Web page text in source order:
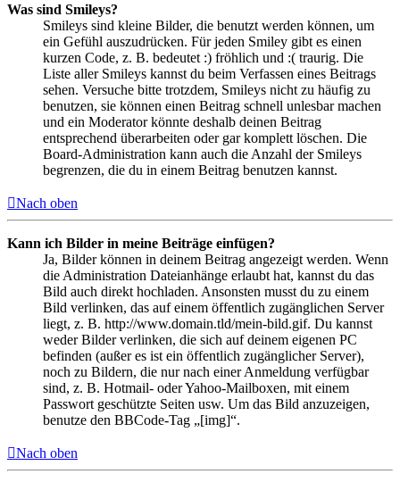
Was sind Smileys?
Smileys sind kleine Bilder, die benutzt werden können, um
ein Gefühl auszudrücken. Für jeden Smiley gibt es einen
kurzen Code, z. B. bedeutet :) fröhlich und :( traurig. Die
Liste aller Smileys kannst du beim Verfassen eines Beitrags
sehen. Versuche bitte trotzdem, Smileys nicht zu häufig zu
benutzen, sie können einen Beitrag schnell unlesbar machen
und ein Moderator könnte deshalb deinen Beitrag
entsprechend überarbeiten oder gar komplett löschen. Die
Board-Administration kann auch die Anzahl der Smileys
begrenzen, die du in einem Beitrag benutzen kannst.
Nach oben
Kann ich Bilder in meine Beiträge einfügen?
Ja, Bilder können in deinem Beitrag angezeigt werden. Wenn
die Administration Dateianhänge erlaubt hat, kannst du das
Bild auch direkt hochladen. Ansonsten musst du zu einem
Bild verlinken, das auf einem öffentlich zugänglichen Server
liegt, z. B. http://www.domain.tld/mein-bild.gif. Du kannst
weder Bilder verlinken, die sich auf deinem eigenen PC
befinden (außer es ist ein öffentlich zugänglicher Server),
noch zu Bildern, die nur nach einer Anmeldung verfügbar
sind, z. B. Hotmail- oder Yahoo-Mailboxen, mit einem
Passwort geschützte Seiten usw. Um das Bild anzuzeigen,
benutze den BBCode-Tag „[img]“.
Nach oben